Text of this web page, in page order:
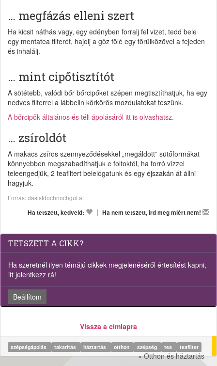
… megfázás elleni szert
Ha kicsit náthás vagy, egy edényben forralj fel vizet, tedd bele
egy mentatea filterét, hajolj a gőz fölé egy törülközővel a fejeden
és inhalálj.
… mint cipőtisztítót
A sötétebb, valódi bőr bőrcipőket szépen megtisztíthatjuk, ha egy
nedves filterrel a lábbelin körkörös mozdulatokat teszünk.
A bőrcipők általános és téli ápolásáról itt is olvashatsz.
… zsíroldót
A makacs zsíros szennyeződésekkel „megáldott” sütőformákat
könnyebben megszabadíthatjuk e foltoktól, ha forró vízzel
teleengedjük, 2 teafiltert belelógatunk és egy éjszakán át állni
hagyjuk.
Forrás: dasistdochnochgut.at
Ha tetszett, kedveld:
| Ha nem tetszett, írd meg miért nem!
TETSZETT A CIKK?
Ha szeretnél ilyen témájú cikkek megjelenéséről értesítést kapni,
itt jelentkezz rá!
Beállítom
Vissza a címlapra
szépségápolás takarítás háztartás otthon szépség tea teafilter
» Otthon és háztartás